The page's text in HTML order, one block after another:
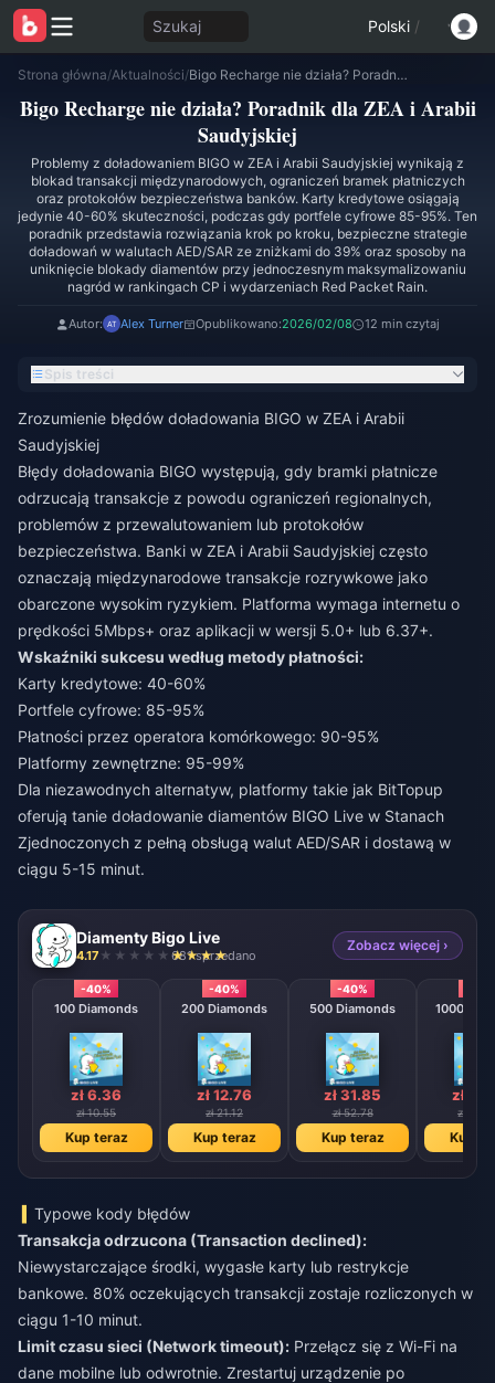
Szukaj Polski /
Strona główna/Aktualności/ Bigo Recharge nie działa? Poradnik dla ZEA i Arabii Saudyjskiej
Bigo Recharge nie działa? Poradnik dla ZEA i Arabii
Saudyjskiej
Problemy z doładowaniem BIGO w ZEA i Arabii Saudyjskiej wynikają z
blokad transakcji międzynarodowych, ograniczeń bramek płatniczych
oraz protokołów bezpieczeństwa banków. Karty kredytowe osiągają
jedynie 40-60% skuteczności, podczas gdy portfele cyfrowe 85-95%. Ten
poradnik przedstawia rozwiązania krok po kroku, bezpieczne strategie
doładowań w walutach AED/SAR ze zniżkami do 39% oraz sposoby na
uniknięcie blokady diamentów przy jednoczesnym maksymalizowaniu
nagród w rankingach CP i wydarzeniach Red Packet Rain.
Autor: Alex Turner Opublikowano:2026/02/08 12 min czytaj
Spis treści
Zrozumienie błędów doładowania BIGO w ZEA i Arabii
Saudyjskiej
Błędy doładowania BIGO występują, gdy bramki płatnicze
odrzucają transakcje z powodu ograniczeń regionalnych,
problemów z przewalutowaniem lub protokołów
bezpieczeństwa. Banki w ZEA i Arabii Saudyjskiej często
oznaczają międzynarodowe transakcje rozrywkowe jako
obarczone wysokim ryzykiem. Platforma wymaga internetu o
prędkości 5Mbps+ oraz aplikacji w wersji 5.0+ lub 6.37+.
Wskaźniki sukcesu według metody płatności:
Karty kredytowe: 40-60%
Portfele cyfrowe: 85-95%
Płatności przez operatora komórkowego: 90-95%
Platformy zewnętrzne: 95-99%
Dla niezawodnych alternatyw, platformy takie jak BitTopup
oferują tanie doładowanie diamentów BIGO Live w Stanach
Zjednoczonych z pełną obsługą walut AED/SAR i dostawą w
ciągu 5-15 minut.
Diamenty Bigo Live
4.17 681 sprzedano
Zobacz więcej ›
-40%
100 Diamonds
zł 6.36
zł 10.55
Kup teraz
-40%
200 Diamonds
zł 12.76
zł 21.12
Kup teraz
-40%
500 Diamonds
zł 31.85
zł 52.78
Kup teraz
1000
zł
zł
Kup
Typowe kody błędów
Transakcja odrzucona (Transaction declined):
Niewystarczające środki, wygasłe karty lub restrykcje
bankowe. 80% oczekujących transakcji zostaje rozliczonych w
ciągu 1-10 minut.
Limit czasu sieci (Network timeout): Przełącz się z Wi-Fi na
dane mobilne lub odwrotnie. Zrestartuj urządzenie po